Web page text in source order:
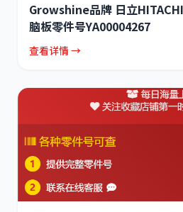
Growshine品牌 日立
脑板零件号YA00004267
查看详情 →